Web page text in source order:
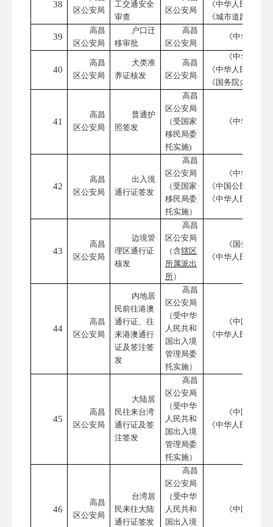
38
区公安局
工交通安全
审查
区公安局
《中华人民共和
《城市道路管理
39
高昌
区公安局
户口迁
移审批
高昌
区公安局
《中华人民
40
高昌
区公安局
犬类准
养证核发
高昌
区公安局
《中华人民
《中华人民共和
《国务院办公厅
41
高昌
区公安局
普通护
照签发
高昌
区公安局
（受国家
移民局委
托实施)
《中华人民
42
高昌
区公安局
出入境
通行证签发
高昌
区公安局
（受国家
移民局委
托实施）
《中华人民
《中国公民因私
《中华人民共和
43
高昌
区公安局
边境管
理区通行证
核发
高昌
区公安局
（含辖区
所属派出
所）
《国务院对
《中华人民共和
44
高昌
区公安局
内地居
民前往港澳
通行证、往
来港澳通行
证及签注签
发
高昌
区公安局
（受中华
人民共和
国出入境
管理局委
托实施）
《中国公民
《中华人民共和
45
高昌
区公安局
大陆居
民往来台湾
通行证及签
注签发
高昌
区公安局
（受中华
人民共和
国出入境
管理局委
托实施）
《中国公民
《中华人民共和
46
高昌
区公安局
台湾居
民来往大陆
通行证签发
高昌
区公安局
（受中华
人民共和
国出入境
《中国公民